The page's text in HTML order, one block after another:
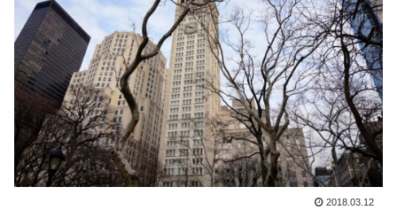
2018.03.12